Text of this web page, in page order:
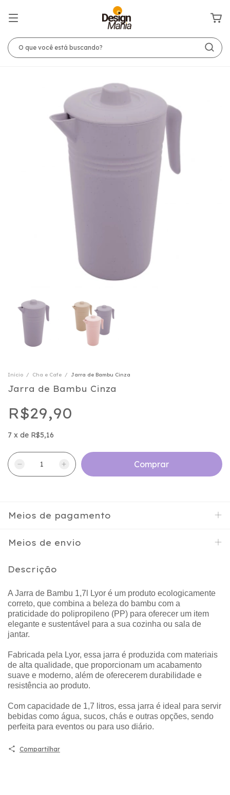
Início / Cha e Cafe / Jarra de Bambu Cinza
Jarra de Bambu Cinza
R$29,90
7 x de R$5,16
Meios de pagamento
Meios de envio
Descrição
A Jarra de Bambu 1,7l Lyor é um produto ecologicamente
correto, que combina a beleza do bambu com a
praticidade do polipropileno (PP) para oferecer um item
elegante e sustentável para a sua cozinha ou sala de
jantar.
Fabricada pela Lyor, essa jarra é produzida com materiais
de alta qualidade, que proporcionam um acabamento
suave e moderno, além de oferecerem durabilidade e
resistência ao produto.
Com capacidade de 1,7 litros, essa jarra é ideal para servir
bebidas como água, sucos, chás e outras opções, sendo
perfeita para eventos ou para uso diário.
Compartilhar